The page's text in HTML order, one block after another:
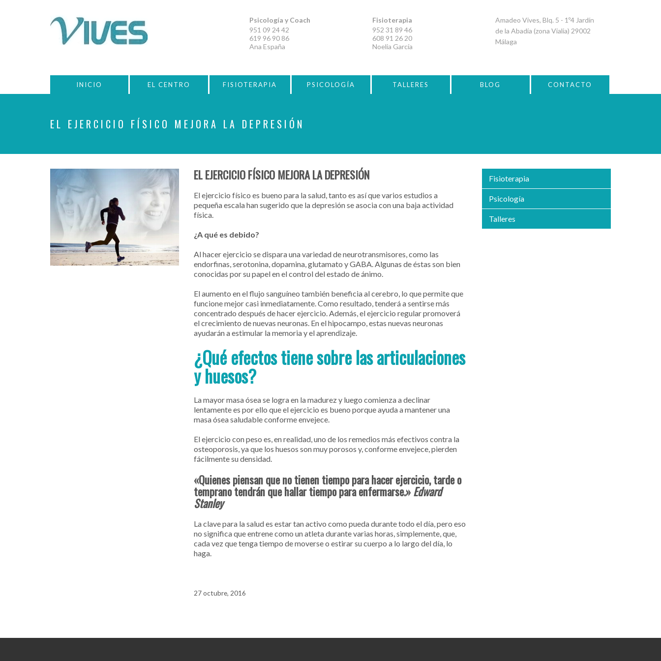
Psicología y Coach
951 09 24 42
619 96 90 86
Ana España
Fisioterapia
952 31 89 46
608 91 26 20
Noelia García
Amadeo Vives, Blq. 5 - 1º4 Jardín
de la Abadía (zona Vialia) 29002
Málaga
INICIO EL CENTRO FISIOTERAPIA PSICOLOGÍA TALLERES BLOG CONTACTO
EL EJERCICIO FÍSICO MEJORA LA DEPRESIÓN
EL EJERCICIO FÍSICO MEJORA LA DEPRESIÓN
El ejercicio físico es bueno para la salud, tanto es así que varios estudios a
pequeña escala han sugerido que la depresión se asocia con una baja actividad
física.
¿A qué es debido?
Al hacer ejercicio se dispara una variedad de neurotransmisores, como las
endorfinas, serotonina, dopamina, glutamato y GABA. Algunas de éstas son bien
conocidas por su papel en el control del estado de ánimo.
El aumento en el flujo sanguíneo también beneficia al cerebro, lo que permite que
funcione mejor casi inmediatamente. Como resultado, tenderá a sentirse más
concentrado después de hacer ejercicio. Además, el ejercicio regular promoverá
el crecimiento de nuevas neuronas. En el hipocampo, estas nuevas neuronas
ayudarán a estimular la memoria y el aprendizaje.
¿Qué efectos tiene sobre las articulaciones
y huesos?
La mayor masa ósea se logra en la madurez y luego comienza a declinar
lentamente es por ello que el ejercicio es bueno porque ayuda a mantener una
masa ósea saludable conforme envejece.
El ejercicio con peso es, en realidad, uno de los remedios más efectivos contra la
osteoporosis, ya que los huesos son muy porosos y, conforme envejece, pierden
fácilmente su densidad.
«Quienes piensan que no tienen tiempo para hacer ejercicio, tarde o
temprano tendrán que hallar tiempo para enfermarse.»Edward
Stanley
La clave para la salud es estar tan activo como pueda durante todo el día, pero eso
no significa que entrene como un atleta durante varias horas, simplemente, que,
cada vez que tenga tiempo de moverse o estirar su cuerpo a lo largo del día, lo
haga.
27 octubre, 2016
Fisioterapia
Psicología
Talleres